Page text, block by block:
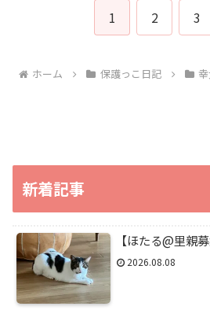
1 2 3
ホーム 保護っこ日記
新着記事
【ほたる@里親
2026.08.08